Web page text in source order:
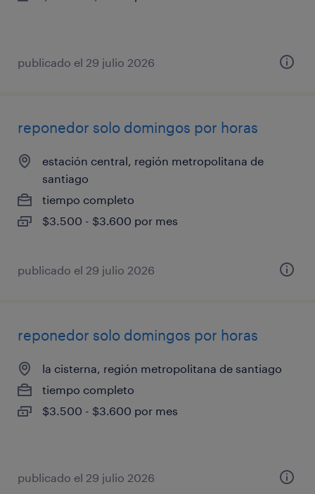
publicado el 29 julio 2026
reponedor solo domingos por horas
estación central, región metropolitana de
santiago
tiempo completo
$3.500 - $3.600 por mes
publicado el 29 julio 2026
reponedor solo domingos por horas
la cisterna, región metropolitana de santiago
tiempo completo
$3.500 - $3.600 por mes
publicado el 29 julio 2026